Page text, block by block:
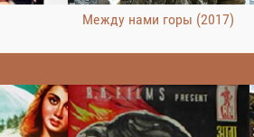
Между нами горы (2017)